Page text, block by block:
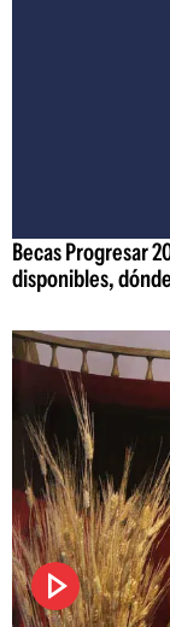
Becas Progresar
disponibles,